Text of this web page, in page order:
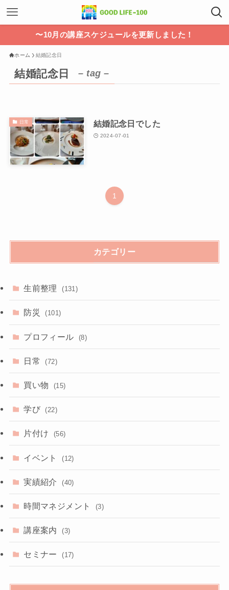
〜10月の講座スケジュールを更新しました！
ホーム 結婚記念日
結婚記念日 – tag –
日常 結婚記念日でした
2024-07-01
1
カテゴリー
生前整理 (131)
防災 (101)
プロフィール (8)
日常 (72)
買い物 (15)
学び (22)
片付け (56)
イベント (12)
実績紹介 (40)
時間マネジメント (3)
講座案内 (3)
セミナー (17)